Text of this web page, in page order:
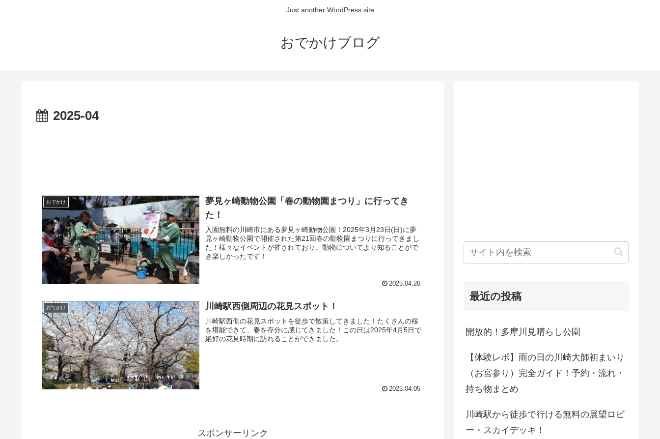
Just another WordPress site
おでかけブログ
2025-04
おでかけ
夢見ヶ崎動物公園「春の動物園まつり」に行ってき
た！
入園無料の川崎市にある夢見ヶ崎動物公園！2025年3月23日(日)に夢
見ヶ崎動物公園で開催された第21回春の動物園まつりに行ってきまし
た！様々なイベントが催されており、動物についてより知ることがで
き楽しかったです！
2025.04.26
おでかけ 川崎駅西側周辺の花見スポット！
川崎駅西側の花見スポットを徒歩で散策してきました！たくさんの桜
を堪能できて、春を存分に感じてきました！この日は2025年4月5日で
絶好の花見時期に訪れることができました。
2025.04.05
スポンサーリンク
最近の投稿
開放的！多摩川見晴らし公園
【体験レポ】雨の日の川崎大師初まいり
（お宮参り）完全ガイド！予約・流れ・
持ち物まとめ
川崎駅から徒歩で行ける無料の展望ロビ
ー・スカイデッキ！